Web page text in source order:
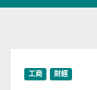
工商 財經